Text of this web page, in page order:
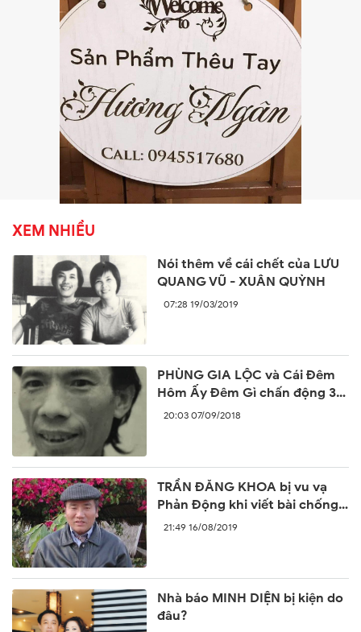
XEM NHIỀU
Nói thêm về cái chết của LƯU
QUANG VŨ - XUÂN QUỲNH
07:28 19/03/2019
PHÙNG GIA LỘC và Cái Đêm
Hôm Ấy Đêm Gì chấn động 30
năm trước
20:03 07/09/2018
TRẦN ĐĂNG KHOA bị vu vạ
Phản Động khi viết bài chống
lại sự ngang ngược của Trung
21:49 16/08/2019
Nhà báo MINH DIỆN bị kiện do
đâu?